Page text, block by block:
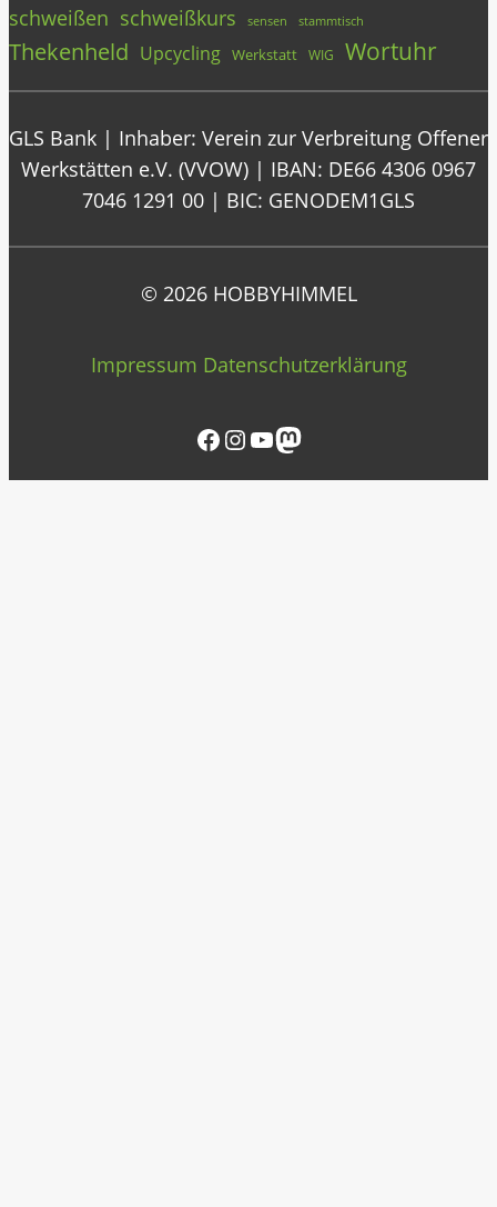
schweißen schweißkurs sensen stammtisch
Thekenheld Upcycling Werkstatt WIG Wortuhr
GLS Bank | Inhaber: Verein zur Verbreitung Offener
Werkstätten e.V. (VVOW) | IBAN: DE66 4306 0967
7046 1291 00 | BIC: GENODEM1GLS
© 2026 HOBBYHIMMEL
Impressum Datenschutzerklärung
Facebook InstagramYouTube Mastodon